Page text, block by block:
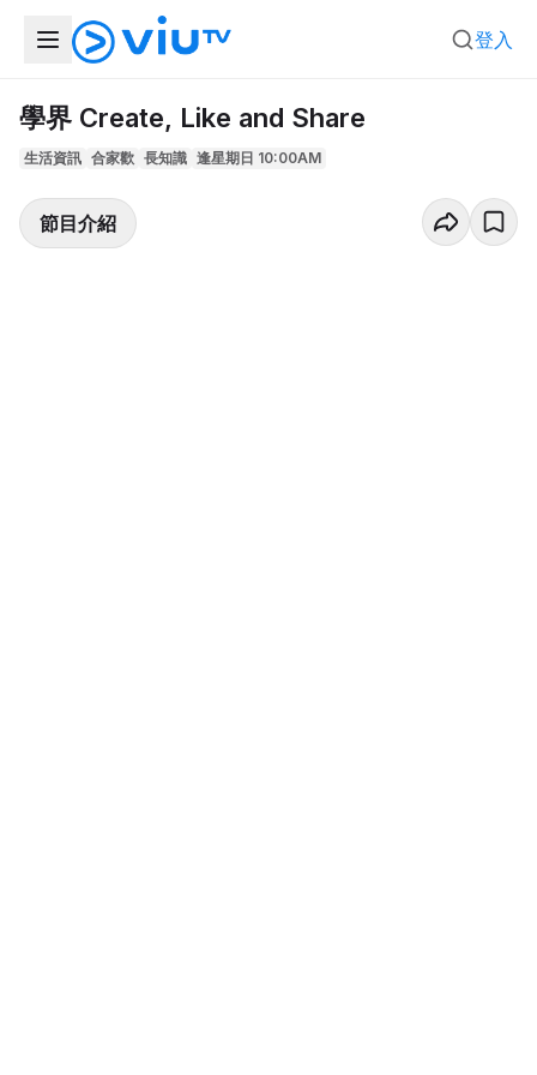
登入
學界 Create, Like and Share
生活資訊 合家歡 長知識 逢星期日 10:00AM
節目介紹